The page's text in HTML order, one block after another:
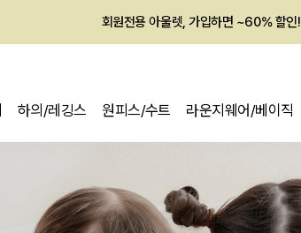
회원전용 아울렛, 가입하면 ~60% 할인!
하의/레깅스 원피스/수트 라운지웨어/베이직